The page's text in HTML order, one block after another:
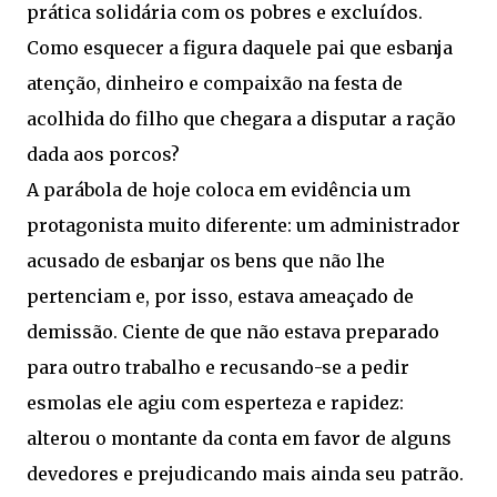
prática solidária com os pobres e excluídos.
Como esquecer a figura daquele pai que esbanja
atenção, dinheiro e compaixão na festa de
acolhida do filho que chegara a disputar a ração
dada aos porcos?
A parábola de hoje coloca em evidência um
protagonista muito diferente: um administrador
acusado de esbanjar os bens que não lhe
pertenciam e, por isso, estava ameaçado de
demissão. Ciente de que não estava preparado
para outro trabalho e recusando-se a pedir
esmolas ele agiu com esperteza e rapidez:
alterou o montante da conta em favor de alguns
devedores e prejudicando mais ainda seu patrão.